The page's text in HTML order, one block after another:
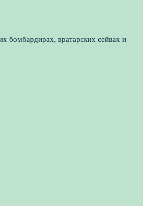
бомбардирах, вратарских сейвах и